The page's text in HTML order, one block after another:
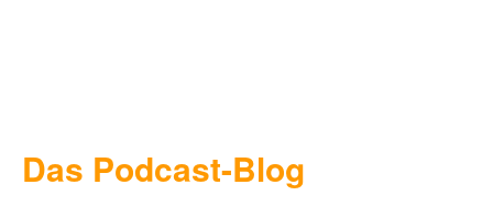
Das Podcast-Blog